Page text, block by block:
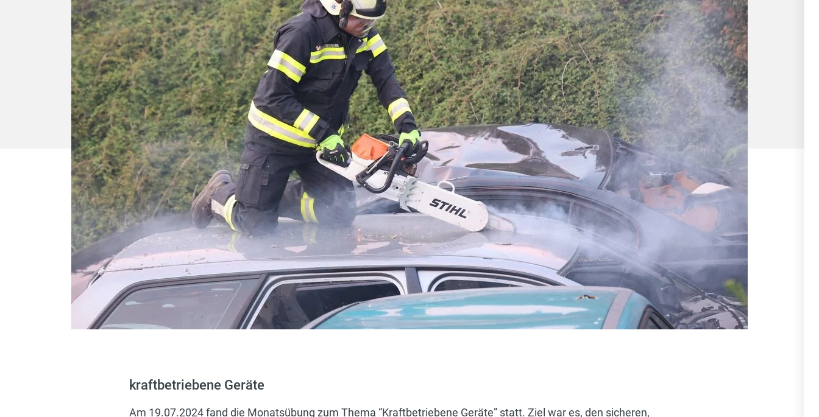
kraftbetriebene Geräte
Am 19.07.2024 fand die Monatsübung zum Thema “Kraftbetriebene Geräte” statt. Ziel war es, den sicheren,